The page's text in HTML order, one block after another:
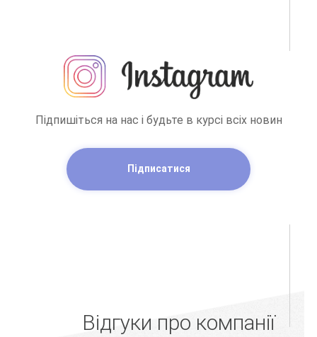
Підпишіться на нас і будьте в курсі всіх новин
Підписатися
Відгуки про компанії